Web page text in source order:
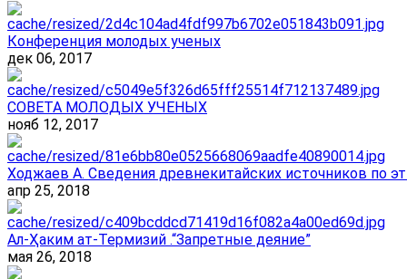
Конференция молодых ученых
дек 06, 2017
СОВЕТА МОЛОДЫХ УЧЕНЫХ
нояб 12, 2017
Ходжаев А. Сведения древнекитайских источников по
апр 25, 2018
Ал-Ҳаким ат-Термизий .“Запретные деяние”
мая 26, 2018